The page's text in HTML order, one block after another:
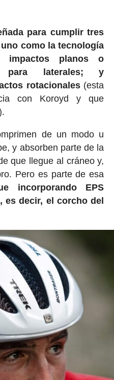
para cumplir tres
como la tecnología
impactos planos o
para laterales; y
rotacionales(esta
con Koroyd y que
de un modo u
y absorben parte de la
que llegue al cráneo y,
Pero es parte de esa
incorporando EPS
es decir, el corcho del